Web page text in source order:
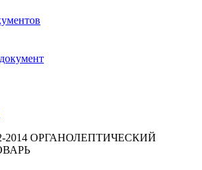
2014 ОРГАНОЛЕПТИЧЕСКИЙ